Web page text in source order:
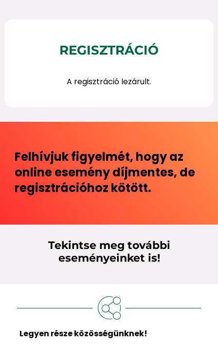
REGISZTRÁCIÓ
A regisztráció lezárult.
Felhívjuk figyelmét, hogy az
online esemény díjmentes, de
regisztrációhoz kötött.
Tekintse meg további
eseményeinket is!
Legyen része közösségünknek!